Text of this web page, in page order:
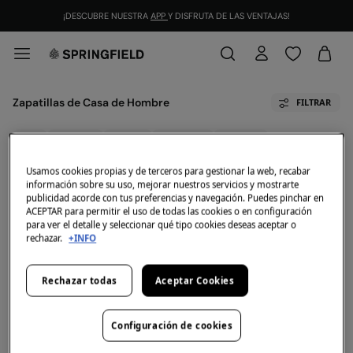
¡DESCUBRE NUESTRA APP Y DISFRUTA DE LAS VENTAJAS!
Zapatillas de Casa de Hombre FILTRAR
Ahora mismo no tenemos artículos en stock de la
categoría seleccionada.
Pero no te preocupes, tenemos un montón de
artículos que pueden ser tuyos.
de colores, estampadas
Usamos cookies propias y de terceros para gestionar la web, recabar
información sobre su uso, mejorar nuestros servicios y mostrarte
publicidad acorde con tus preferencias y navegación. Puedes pinchar en
ACEPTAR para permitir el uso de todas las cookies o en configuración
para ver el detalle y seleccionar qué tipo cookies deseas aceptar o
rechazar. +INFO
Rechazar todas Aceptar Cookies
Configuración de cookies